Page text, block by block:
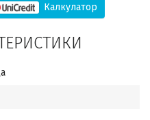
Калкулатор